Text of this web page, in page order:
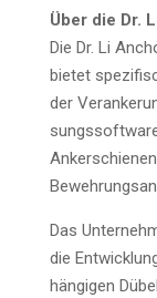
Über die Dr.
Die Dr. Li
bie­tet
der
Das
die
hän­gi­gen